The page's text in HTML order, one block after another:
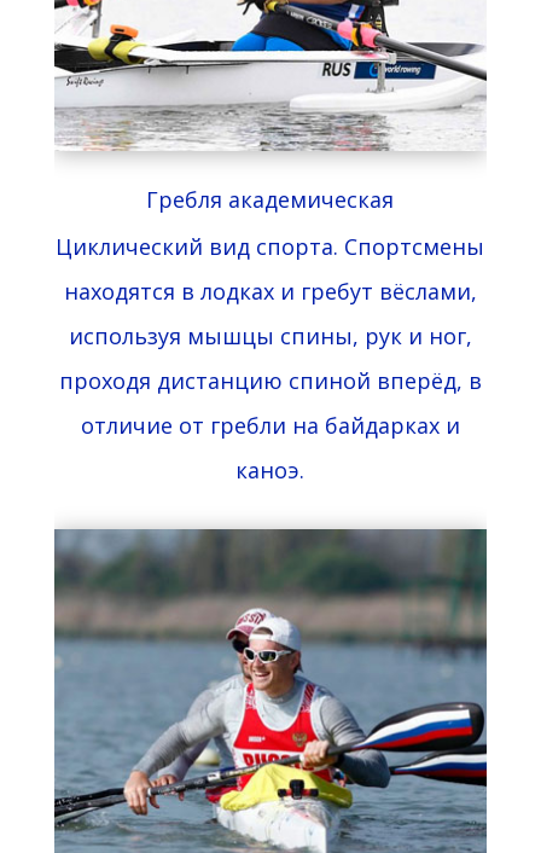
Гребля академическая
Циклический вид спорта. Спортсмены
находятся в лодках и гребут вёслами,
используя мышцы спины, рук и ног,
проходя дистанцию спиной вперёд, в
отличие от гребли на байдарках и
каноэ.